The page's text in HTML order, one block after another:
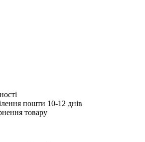
пошти 10-12 днів
товару